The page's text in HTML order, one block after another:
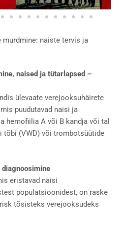
murdmine: naiste tervis ja
naised ja tütarlapsed –
ülevaate verejooksuhäirete
puudutavad naisi ja
hemofiilia A või B kandja või tal
tõbi (VWD) või trombotsüütide
diagnoosimine
eristavad naisi
populatsioonidest, on raske
tõsisteks verejooksudeks